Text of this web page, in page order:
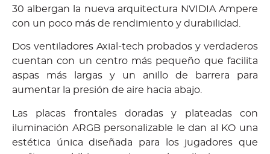
30 albergan la nueva arquitectura NVIDIA Ampere
con un poco más de rendimiento y durabilidad.
Dos ventiladores Axial-tech probados y verdaderos
cuentan con un centro más pequeño que facilita
aspas más largas y un anillo de barrera para
aumentar la presión de aire hacia abajo.
Las placas frontales doradas y plateadas con
iluminación ARGB personalizable le dan al KO una
estética única diseñada para los jugadores que